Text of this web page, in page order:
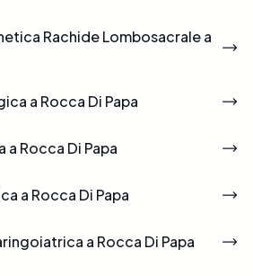
Rachide Lombosacrale a
a Rocca Di Papa
Rocca Di Papa
a Rocca Di Papa
a Rocca Di Papa